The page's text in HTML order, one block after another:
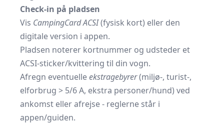
Check-in på pladsen
Vis CampingCard ACSI(fysisk kort) eller den
digitale version i appen.
Pladsen noterer kortnummer og udsteder et
ACSI-sticker/kvittering til din vogn.
Afregn eventuelleekstragebyrer(miljø-, turist-,
elforbrug > 5/6 A, ekstra personer/hund) ved
ankomst eller afrejse - reglerne står i
appen/guiden.